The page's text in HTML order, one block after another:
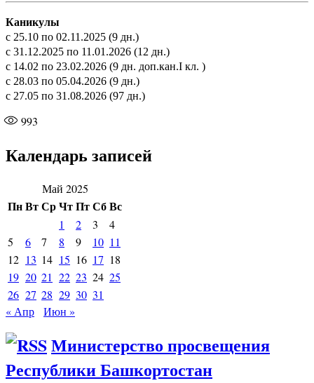
Каникулы
с 25.10 по 02.11.2025 (9 дн.)
с 31.12.2025 по 11.01.2026 (12 дн.)
с 14.02 по 23.02.2026 (9 дн. доп.кан.I кл. )
с 28.03 по 05.04.2026 (9 дн.)
с 27.05 по 31.08.2026 (97 дн.)
993
Календарь записей
Май 2025
ПнВтСрЧтПтСбВс
1 2 3
4
5
6 7 8 9 10 11
12 13 14 15 16 17 18
19 20 21 22 23 24 25
26 27 28 29 30 31
« Апр
Июн »
Министерство просвещения
Республики Башкортостан